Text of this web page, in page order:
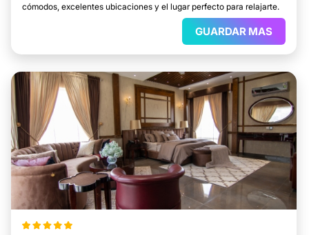
cómodos, excelentes ubicaciones y el lugar perfecto para relajarte.
GUARDAR MAS